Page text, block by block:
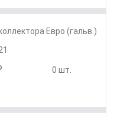
Евро (гальв.)
0 шт.